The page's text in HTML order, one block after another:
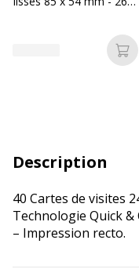
Description
40 Cartes de visites
Technologie Quick
– Impression recto.